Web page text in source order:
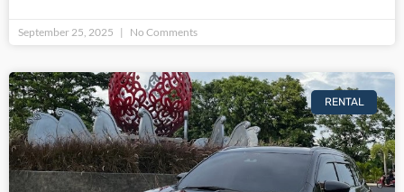
September 25, 2025 No Comments
RENTAL